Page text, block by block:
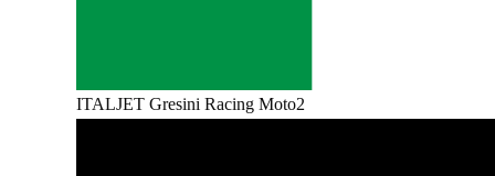
ITALJET Gresini Racing Moto2